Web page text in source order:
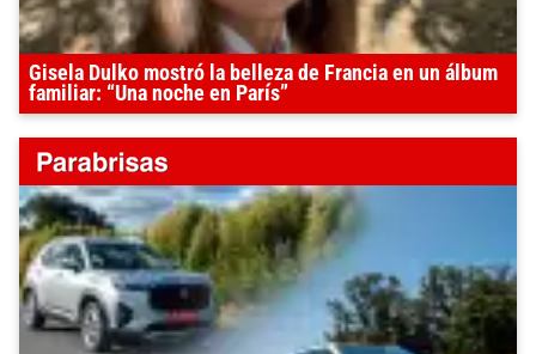
Gisela Dulko mostró la belleza de Francia en un álbum
familiar: “Una noche en París”